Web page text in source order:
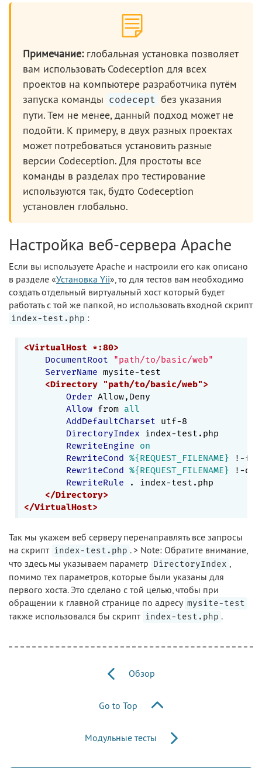
Примечание: глобальная установка позволяет
вам использовать Codeception для всех
проектов на компьютере разработчика путём
запуска команды codecept без указания
пути. Тем не менее, данный подход может не
подойти. К примеру, в двух разных проектах
может потребоваться установить разные
версии Codeception. Для простоты все
команды в разделах про тестирование
используются так, будто Codeception
установлен глобально.
Настройка веб-сервера Apache
Если вы используете Apache и настроили его как описано
в разделе «Установка Yii», то для тестов вам необходимо
создать отдельный виртуальный хост который будет
работать с той же папкой, но использовать входной скрипт
index-test.php :
<VirtualHost *:80>
DocumentRoot
"path/to/basic/web"
ServerName mysite-test
<Directory "path/to/basic/web">
Order Allow,Deny
Allow from all
AddDefaultCharset utf-8
DirectoryIndex index-test.php
RewriteEngine
on
RewriteCond %{REQUEST_FILENAME} !-f
RewriteCond %{REQUEST_FILENAME} !-d
RewriteRule . index-test.php
</Directory>
</VirtualHost>
Так мы укажем веб серверу перенаправлять все запросы
на скрипт index-test.php . > Note: Обратите внимание,
что здесь мы указываем параметр DirectoryIndex ,
помимо тех параметров, которые были указаны для
первого хоста. Это сделано с той целью, чтобы при
обращении к главной странице по адресу mysite-test
также использовался бы скрипт index-test.php .
Обзор
Go to Top
Модульные тесты